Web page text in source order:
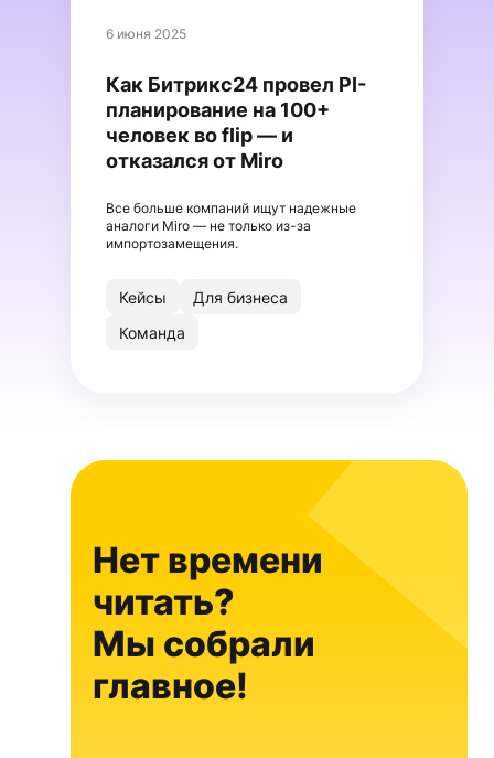
6 июня 2025
Как Битрикс24 провел PI-
планирование на 100+
человек во flip — и
отказался от Miro
Все больше компаний ищут надежные
аналоги Miro — не только из-за
импортозамещения.
Кейсы
Для бизнеса
Команда
Нет времени
читать?
Мы собрали
главное!